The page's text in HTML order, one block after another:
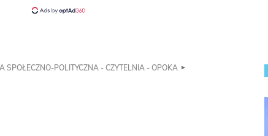
SPOŁECZNO-POLITYCZNA - CZYTELNIA - OPOKA